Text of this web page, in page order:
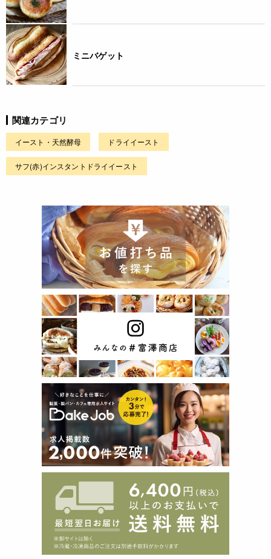
ミニバゲット
関連カテゴリ
イースト・天然酵母 ドライイースト
サフ(赤)インスタントドライイースト